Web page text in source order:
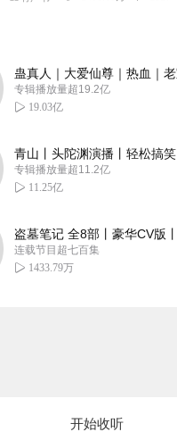
蛊真人｜大爱仙尊｜热血｜
专辑播放量超19.2亿
19.03亿
青山丨头陀渊演播丨轻松搞
专辑播放量超11.2亿
11.25亿
盗墓笔记 全8部丨豪华CV版
连载节目超七百集
1433.79万
开始收听